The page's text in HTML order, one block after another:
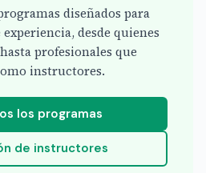
diseñados para
desde quienes
profesionales que
instructores.
los programas
de instructores